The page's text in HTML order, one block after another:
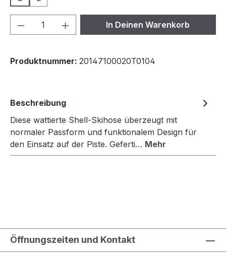
Produkt Anzahl: Gib denIn Deinen Warenkorb
Produktnummer: 20147100020T0104
Beschreibung
Diese wattierte Shell-Skihose überzeugt mit
normaler Passform und funktionalem Design für
den Einsatz auf der Piste. Geferti… Mehr
Öffnungszeiten und Kontakt